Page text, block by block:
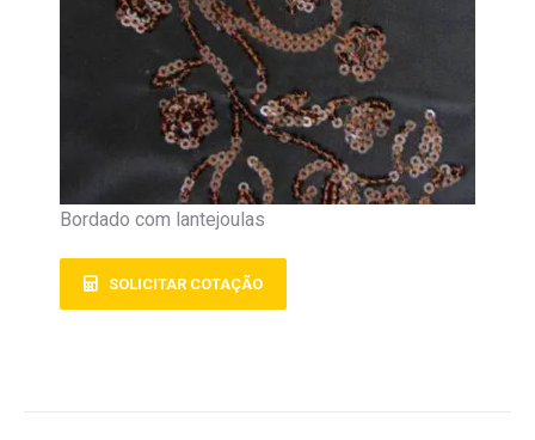
Bordado com lantejoulas
SOLICITAR COTAÇÃO